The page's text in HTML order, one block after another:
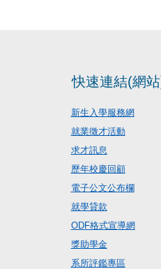
快速連結(網
新生入學服務網
就業徵才活動
求才訊息
歷年校慶回顧
電子公文公布欄
就學貸款
ODF格式宣導網
獎助學金
系所評鑑專區